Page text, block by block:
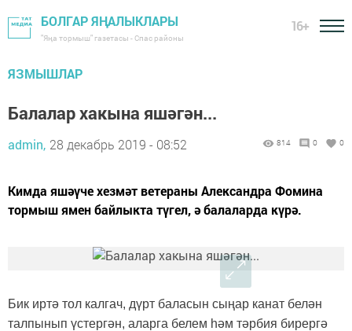
БОЛГАР ЯҢАЛЫКЛАРЫ
"Яңа тормыш" газетасы - Спас районы
16+
ЯЗМЫШЛАР
Балалар хакына яшәгән...
admin, 28 декабрь 2019 - 08:52 814 0 0
Кимда яшәүче хезмәт ветераны Александра Фомина
тормыш ямен байлыкта түгел, ә балаларда күрә.
Бик иртә тол калгач, дүрт баласын сыңар канат белән
талпынып үстергән, аларга белем һәм тәрбия бирергә